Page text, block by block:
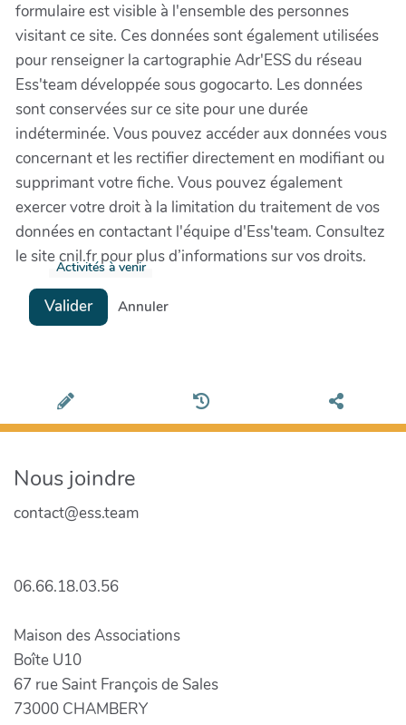
formulaire est visible à l'ensemble des personnes
visitant ce site. Ces données sont également utilisées
pour renseigner la cartographie Adr'ESS du réseau
Ess'team développée sous gogocarto. Les données
sont conservées sur ce site pour une durée
indéterminée. Vous pouvez accéder aux données vous
concernant et les rectifier directement en modifiant ou
supprimant votre fiche. Vous pouvez également
exercer votre droit à la limitation du traitement de vos
données en contactant l'équipe d'Ess'team. Consultez
le site cnil.fr pour plus d’informations sur vos droits.
Activités à venir
Valider Annuler
Nous joindre
contact@ess.team
06.66.18.03.56
Maison des Associations
Boîte U10
67 rue Saint François de Sales
73000 CHAMBERY